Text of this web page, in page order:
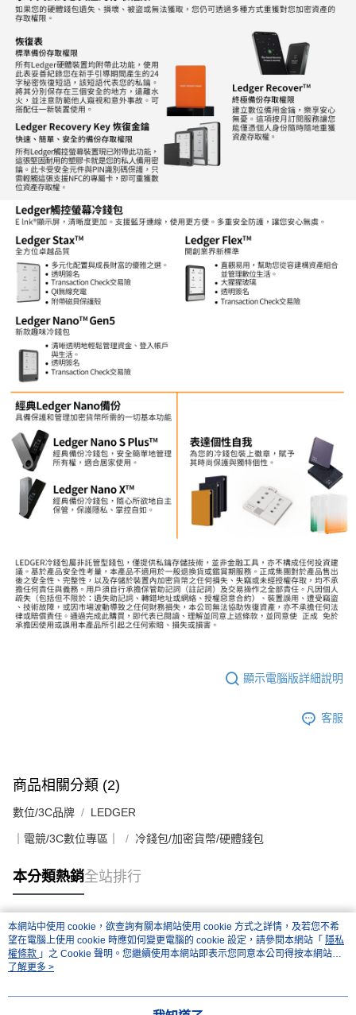
顯示電腦版詳細說明
客服
商品相關分類 (2)
數位/3C品牌 LEDGER
｜電競/3C數位專區｜ 冷錢包/加密貨幣/硬體錢包
本分類熱銷全站排行
熱門標籤
本網站中使用 cookie，欲查詢有關本網站使用 cookie 方式之詳情，及若您不希
望在電腦上使用 cookie 時應如何變更電腦的 cookie 設定，請參閱本網站「 隱私
權條款 」之 Cookie 聲明。您繼續使用本網站即表示您同意本公司得按本網站使
用條款之 Cookie 聲明使用 cookie。
了解更多 >